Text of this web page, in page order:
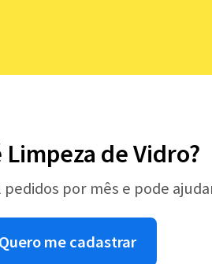
Limpeza de Vidro?
pedidos por mês e pode
Quero me cadastrar